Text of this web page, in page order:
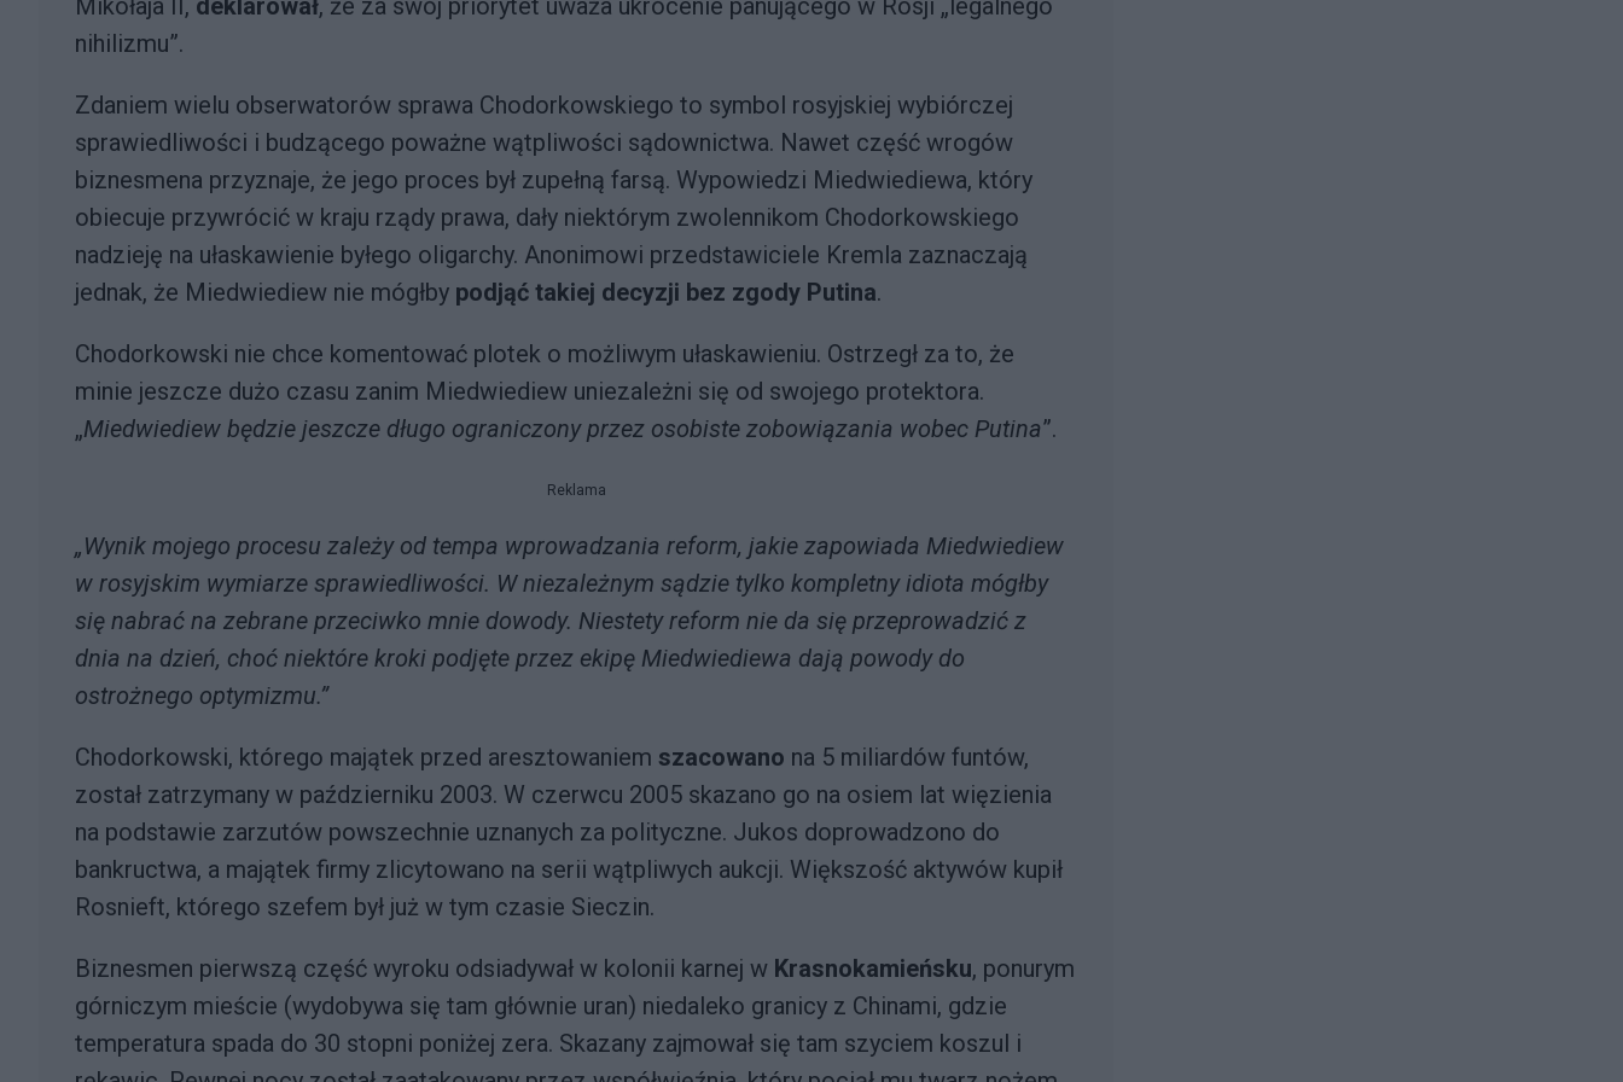
Mikołaja II, deklarował, że za swój priorytet uważa ukrócenie panującego w Rosji „legalnego
nihilizmu”.
Zdaniem wielu obserwatorów sprawa Chodorkowskiego to symbol rosyjskiej wybiórczej
sprawiedliwości i budzącego poważne wątpliwości sądownictwa. Nawet część wrogów
biznesmena przyznaje, że jego proces był zupełną farsą. Wypowiedzi Miedwiediewa, który
obiecuje przywrócić w kraju rządy prawa, dały niektórym zwolennikom Chodorkowskiego
nadzieję na ułaskawienie byłego oligarchy. Anonimowi przedstawiciele Kremla zaznaczają
jednak, że Miedwiediew nie mógłby podjąć takiej decyzji bez zgody Putina.
Chodorkowski nie chce komentować plotek o możliwym ułaskawieniu. Ostrzegł za to, że
minie jeszcze dużo czasu zanim Miedwiediew uniezależni się od swojego protektora.
„Miedwiediew będzie jeszcze długo ograniczony przez osobiste zobowiązania wobec Putina”.
Reklama
„Wynik mojego procesu zależy od tempa wprowadzania reform, jakie zapowiada Miedwiediew
w rosyjskim wymiarze sprawiedliwości. W niezależnym sądzie tylko kompletny idiota mógłby
się nabrać na zebrane przeciwko mnie dowody. Niestety reform nie da się przeprowadzić z
dnia na dzień, choć niektóre kroki podjęte przez ekipę Miedwiediewa dają powody do
ostrożnego optymizmu.”
Chodorkowski, którego majątek przed aresztowaniem szacowano na 5 miliardów funtów,
został zatrzymany w październiku 2003. W czerwcu 2005 skazano go na osiem lat więzienia
na podstawie zarzutów powszechnie uznanych za polityczne. Jukos doprowadzono do
bankructwa, a majątek firmy zlicytowano na serii wątpliwych aukcji. Większość aktywów kupił
Rosnieft, którego szefem był już w tym czasie Sieczin.
Biznesmen pierwszą część wyroku odsiadywał w kolonii karnej w Krasnokamieńsku, ponurym
górniczym mieście (wydobywa się tam głównie uran) niedaleko granicy z Chinami, gdzie
temperatura spada do 30 stopni poniżej zera. Skazany zajmował się tam szyciem koszul i